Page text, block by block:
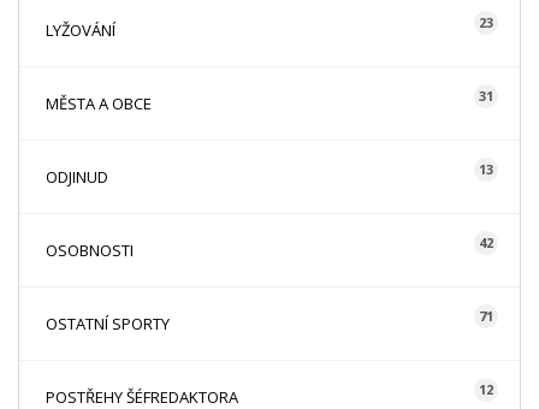
LYŽOVÁNÍ 23
MĚSTA A OBCE 31
ODJINUD 13
OSOBNOSTI 42
OSTATNÍ SPORTY 71
POSTŘEHY ŠÉFREDAKTORA 12